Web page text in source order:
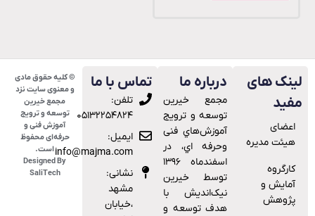
های
اعضای
هیئت مدیره
کارگروه
آمایش و
پژوهش
درباره ما
ﻣﺠﻤﻊ ﺧﯿﺮﯾﻦ
ﺗﻮﺳﻌﻪ و ﺗﺮوﯾﺞ
آﻣﻮزش‌ﻫﺎي ﻓﻨﯽ
وﺣﺮﻓﻪ اي، در
اﺳﻔﻨﺪﻣﺎه ۱۳۹۶
توسط خیرین
نیک‌اندیش با
هدف ﺗﻮﺳﻌﻪ و
تماس با ما
تلفن:
۰۵۱۳۲۲۵۴۸۲۴
ایمیل:
info@majma.com
نشانی:
مشهد
،خیابان
© کلیه حقوق مادی
و معنوی سایت نزد
مجمع خیرین
توسعه و ترویج
آموزش فنی و
حرفه‌ای محفوظ
است.
Designed By
SaliTech